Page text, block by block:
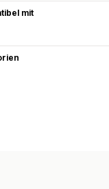
mit